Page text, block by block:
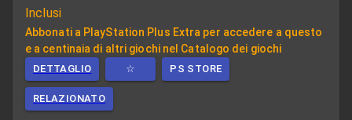
Inclusi
Abbonati a PlayStation Plus Extra per accedere a questo
e a centinaia di altri giochi nel Catalogo dei giochi
DETTAGLIO ☆ PS STORE
RELAZIONATO